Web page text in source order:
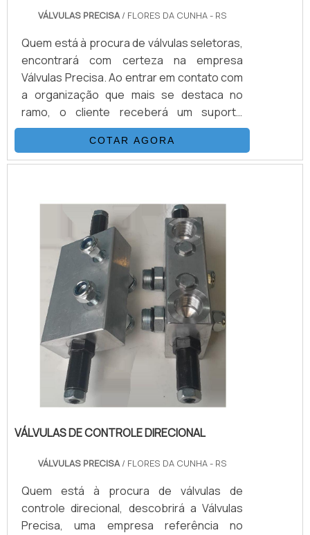
VÁLVULAS PRECISA/ FLORES DA CUNHA - RS
Quem está à procura de válvulas seletoras,
encontrará com certeza na empresa
Válvulas Precisa. Ao entrar em contato com
a organização que mais se destaca no
ramo, o cliente receberá um suporte
completo para sanar eventuais dúvidas
sobre o produto a ser adquirido.Quando o
quesito é válvulas seletoras, com a melhor
benefício e atendimento eficaz em todo o
COTAR AGORA
VÁLVULAS DE CONTROLE DIRECIONAL
VÁLVULAS PRECISA/ FLORES DA CUNHA - RS
Quem está à procura de válvulas de
controle direcional, descobrirá a Válvulas
Precisa, uma empresa referência no